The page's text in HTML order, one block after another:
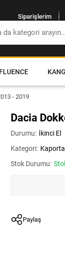
Siparişlerim
FLUENCE
- 2019
Dacia
Durumu: İkinci El
Kategori:
Stok Durumu:
Paylaş